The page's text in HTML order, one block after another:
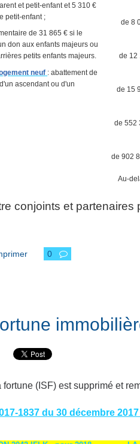
et petit-enfant et 5 310 €
petit-enfant ;
de 31 865 € si le
don aux enfants majeurs ou
petits enfants majeurs.
neuf : abattement de
ascendant ou d'un
de 8
de 12
de 15
de 552
de 902
Au-
conjoints et partenaires
0
fortune (ISF) est supprimé et
1837 du 30 décembre